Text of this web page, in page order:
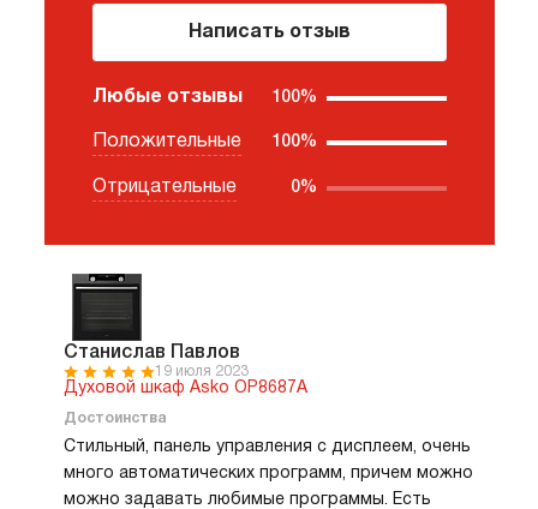
Станислав Павлов
19 июля 2023
Духовой шкаф Asko OP8687A
Достоинства
Стильный, панель управления с дисплеем, очень
много автоматических программ, причем можно
можно задавать любимые программы. Есть
Написать отзыв
Любые отзывы 100%
Положительные 100%
Отрицательные 0%